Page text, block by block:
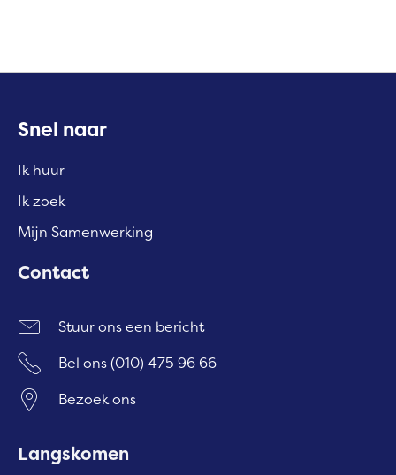
Contactinformatie
Snel naar
Ik huur
Ik zoek
Mijn Samenwerking
Contact
Stuur ons een bericht
Bel ons(010) 475 96 66
Bezoek ons
Langskomen